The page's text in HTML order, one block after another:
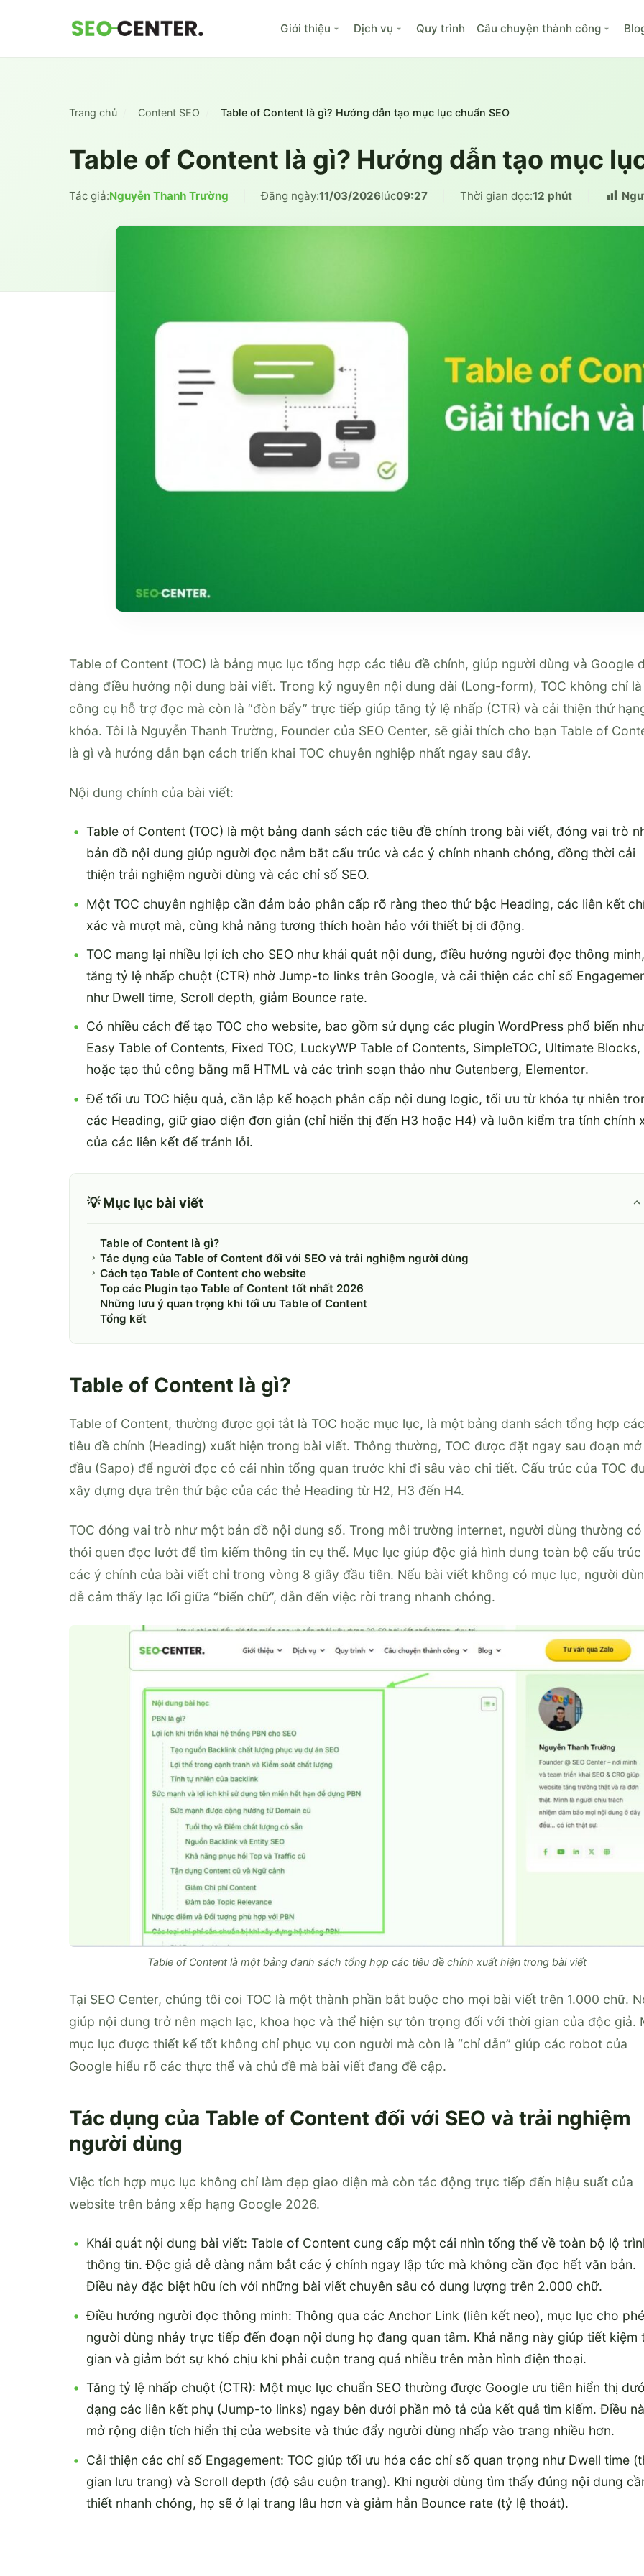
Giới thiệu Dịch vụ Quy trình Câu chuyện thành công
Trang chủ Content SEO Table of Content là gì? Hướng dẫn tạo mục lục chuẩn SEO
Table of Content là gì? Hướng dẫn tạo mục
Tác giả:Nguyễn Thanh Trường Đăng ngày:11/03/2026lúc09:27 Thời gian đọc:12 phút
Table of Content (TOC) là bảng mục lục tổng hợp các tiêu đề chính, giúp người dùng và Google
dàng điều hướng nội dung bài viết. Trong kỷ nguyên nội dung dài (Long-form), TOC không chỉ là
công cụ hỗ trợ đọc mà còn là “đòn bẩy” trực tiếp giúp tăng tỷ lệ nhấp (CTR) và cải thiện thứ
khóa. Tôi là Nguyễn Thanh Trường, Founder của SEO Center, sẽ giải thích cho bạn Table of
là gì và hướng dẫn bạn cách triển khai TOC chuyên nghiệp nhất ngay sau đây.
Nội dung chính của bài viết:
Table of Content (TOC) là một bảng danh sách các tiêu đề chính trong bài viết, đóng vai trò
bản đồ nội dung giúp người đọc nắm bắt cấu trúc và các ý chính nhanh chóng, đồng thời cải
thiện trải nghiệm người dùng và các chỉ số SEO.
Một TOC chuyên nghiệp cần đảm bảo phân cấp rõ ràng theo thứ bậc Heading, các liên kết
xác và mượt mà, cùng khả năng tương thích hoàn hảo với thiết bị di động.
TOC mang lại nhiều lợi ích cho SEO như khái quát nội dung, điều hướng người đọc thông minh,
tăng tỷ lệ nhấp chuột (CTR) nhờ Jump-to links trên Google, và cải thiện các chỉ số
như Dwell time, Scroll depth, giảm Bounce rate.
Có nhiều cách để tạo TOC cho website, bao gồm sử dụng các plugin WordPress phổ biến như
Easy Table of Contents, Fixed TOC, LuckyWP Table of Contents, SimpleTOC, Ultimate Blocks,
hoặc tạo thủ công bằng mã HTML và các trình soạn thảo như Gutenberg, Elementor.
Để tối ưu TOC hiệu quả, cần lập kế hoạch phân cấp nội dung logic, tối ưu từ khóa tự nhiên
các Heading, giữ giao diện đơn giản (chỉ hiển thị đến H3 hoặc H4) và luôn kiểm tra tính chính
của các liên kết để tránh lỗi.
💡 Mục lục bài viết
Table of Content là gì?
Tác dụng của Table of Content đối với SEO và trải nghiệm người dùng
Cách tạo Table of Content cho website
Top các Plugin tạo Table of Content tốt nhất 2026
Những lưu ý quan trọng khi tối ưu Table of Content
Tổng kết
Table of Content là gì?
Table of Content, thường được gọi tắt là TOC hoặc mục lục, là một bảng danh sách tổng hợp các
tiêu đề chính (Heading) xuất hiện trong bài viết. Thông thường, TOC được đặt ngay sau đoạn mở
đầu (Sapo) để người đọc có cái nhìn tổng quan trước khi đi sâu vào chi tiết. Cấu trúc của TOC
xây dựng dựa trên thứ bậc của các thẻ Heading từ H2, H3 đến H4.
TOC đóng vai trò như một bản đồ nội dung số. Trong môi trường internet, người dùng thường có
thói quen đọc lướt để tìm kiếm thông tin cụ thể. Mục lục giúp độc giả hình dung toàn bộ cấu trúc
các ý chính của bài viết chỉ trong vòng 8 giây đầu tiên. Nếu bài viết không có mục lục, người
dễ cảm thấy lạc lối giữa “biển chữ”, dẫn đến việc rời trang nhanh chóng.
Table of Content là một bảng danh sách tổng hợp các tiêu đề chính xuất hiện trong bài viết
Tại SEO Center, chúng tôi coi TOC là một thành phần bắt buộc cho mọi bài viết trên 1.000 chữ.
giúp nội dung trở nên mạch lạc, khoa học và thể hiện sự tôn trọng đối với thời gian của độc giả.
mục lục được thiết kế tốt không chỉ phục vụ con người mà còn là “chỉ dẫn” giúp các robot của
Google hiểu rõ các thực thể và chủ đề mà bài viết đang đề cập.
Tác dụng của Table of Content đối với SEO và trải nghiệm
người dùng
Việc tích hợp mục lục không chỉ làm đẹp giao diện mà còn tác động trực tiếp đến hiệu suất của
website trên bảng xếp hạng Google 2026.
Khái quát nội dung bài viết: Table of Content cung cấp một cái nhìn tổng thể về toàn bộ lộ
thông tin. Độc giả dễ dàng nắm bắt các ý chính ngay lập tức mà không cần đọc hết văn bản.
Điều này đặc biệt hữu ích với những bài viết chuyên sâu có dung lượng trên 2.000 chữ.
Điều hướng người đọc thông minh: Thông qua các Anchor Link (liên kết neo), mục lục cho
người dùng nhảy trực tiếp đến đoạn nội dung họ đang quan tâm. Khả năng này giúp tiết kiệm
gian và giảm bớt sự khó chịu khi phải cuộn trang quá nhiều trên màn hình điện thoại.
Tăng tỷ lệ nhấp chuột (CTR): Một mục lục chuẩn SEO thường được Google ưu tiên hiển thị
dạng các liên kết phụ (Jump-to links) ngay bên dưới phần mô tả của kết quả tìm kiếm. Điều
mở rộng diện tích hiển thị của website và thúc đẩy người dùng nhấp vào trang nhiều hơn.
Cải thiện các chỉ số Engagement: TOC giúp tối ưu hóa các chỉ số quan trọng như Dwell time
gian lưu trang) và Scroll depth (độ sâu cuộn trang). Khi người dùng tìm thấy đúng nội dung
thiết nhanh chóng, họ sẽ ở lại trang lâu hơn và giảm hẳn Bounce rate (tỷ lệ thoát).